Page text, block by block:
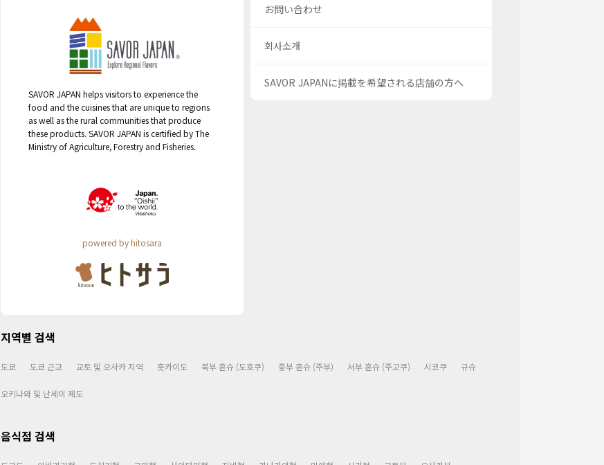
SAVOR JAPAN helps visitors to experience the
food and the cuisines that are unique to regions
as well as the rural communities that produce
these products. SAVOR JAPAN is certified by The
Ministry of Agriculture, Forestry and Fisheries.
powered by hitosara
お問い合わせ
회사소개
SAVOR JAPANに掲載を希望される店舗の方へ
지역별 검색
도쿄 도쿄 근교 교토 및 오사카 지역 홋카이도 북부 혼슈 (도호쿠) 중부 혼슈 (주부) 서부 혼슈 (주고쿠) 시코쿠 규슈
오키나와 및 난세이 제도
음식점 검색